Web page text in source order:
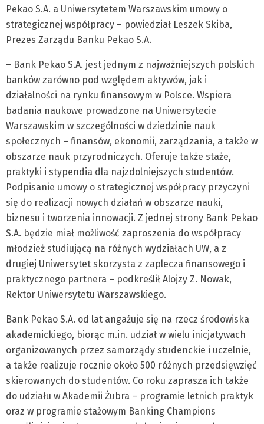
Pekao S.A. a Uniwersytetem Warszawskim umowy o
strategicznej współpracy – powiedział Leszek Skiba,
Prezes Zarządu Banku Pekao S.A.
– Bank Pekao S.A. jest jednym z najważniejszych polskich
banków zarówno pod względem aktywów, jak i
działalności na rynku finansowym w Polsce. Wspiera
badania naukowe prowadzone na Uniwersytecie
Warszawskim w szczególności w dziedzinie nauk
społecznych – finansów, ekonomii, zarządzania, a także w
obszarze nauk przyrodniczych. Oferuje także staże,
praktyki i stypendia dla najzdolniejszych studentów.
Podpisanie umowy o strategicznej współpracy przyczyni
się do realizacji nowych działań w obszarze nauki,
biznesu i tworzenia innowacji. Z jednej strony Bank Pekao
S.A. będzie miał możliwość zaproszenia do współpracy
młodzież studiującą na różnych wydziałach UW, a z
drugiej Uniwersytet skorzysta z zaplecza finansowego i
praktycznego partnera – podkreślił Alojzy Z. Nowak,
Rektor Uniwersytetu Warszawskiego.
Bank Pekao S.A. od lat angażuje się na rzecz środowiska
akademickiego, biorąc m.in. udział w wielu inicjatywach
organizowanych przez samorządy studenckie i uczelnie,
a także realizuje rocznie około 500 różnych przedsięwzięć
skierowanych do studentów. Co roku zaprasza ich także
do udziału w Akademii Żubra – programie letnich praktyk
oraz w programie stażowym Banking Champions